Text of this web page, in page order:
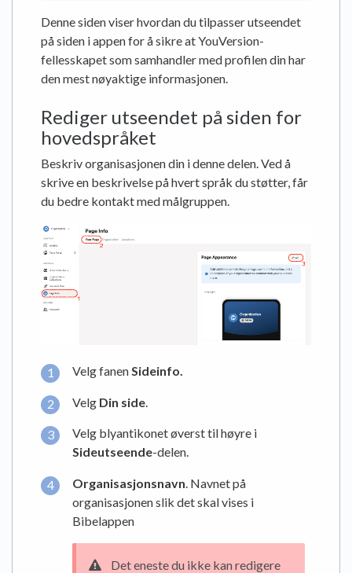
Denne siden viser hvordan du tilpasser utseendet
på siden i appen for å sikre at YouVersion-
fellesskapet som samhandler med profilen din har
den mest nøyaktige informasjonen.
Rediger utseendet på siden for
hovedspråket
Beskriv organisasjonen din i denne delen. Ved å
skrive en beskrivelse på hvert språk du støtter, får
du bedre kontakt med målgruppen.
Velg fanenSideinfo.
Velg Din side
Velg blyantikonet øverst til høyre i
Sideutseende-delen.
Organisasjonsnavn . Navnet på
organisasjonen slik det skal vises i
Bibelappen
Det eneste du ikke kan redigere